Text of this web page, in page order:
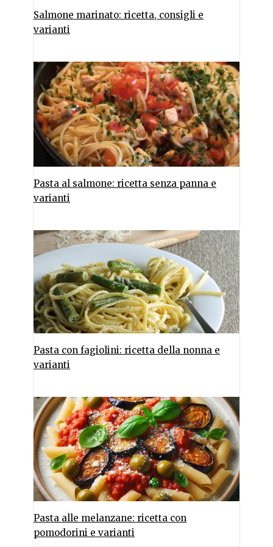
Salmone marinato: ricetta, consigli e
varianti
Pasta al salmone: ricetta senza panna e
varianti
Pasta con fagiolini: ricetta della nonna e
varianti
Pasta alle melanzane: ricetta con
pomodorini e varianti